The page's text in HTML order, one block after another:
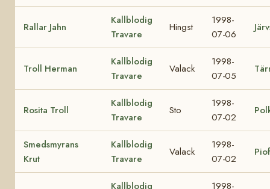
Rallar Jahn
Kallblodig
Travare
Hingst
1998-
07-06
Troll Herman
Kallblodig
Travare
Valack
1998-
07-05
Rosita Troll
Kallblodig
Travare
Sto
1998-
07-02
Smedsmyrans
Krut
Kallblodig
Travare
Valack
1998-
07-02
Kallblodig
1998-